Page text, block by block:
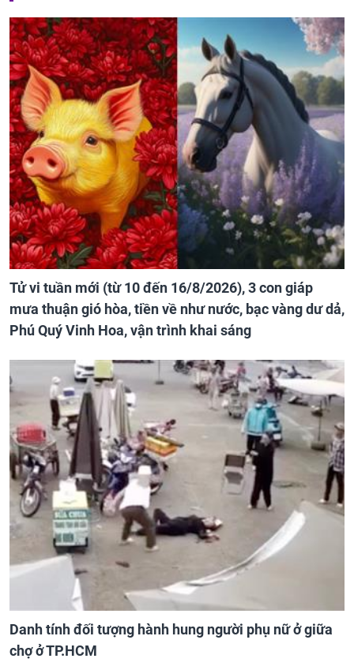
Tử vi tuần mới (từ 10 đến 16/8/2026), 3 con giáp
mưa thuận gió hòa, tiền về như nước, bạc vàng dư dả,
Phú Quý Vinh Hoa, vận trình khai sáng
Danh tính đối tượng hành hung người phụ nữ ở giữa
chợ ở TP.HCM